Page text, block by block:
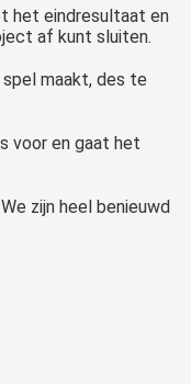
het eindresultaat en
af kunt sluiten.
spel maakt, des te
voor en gaat het
zijn heel benieuwd